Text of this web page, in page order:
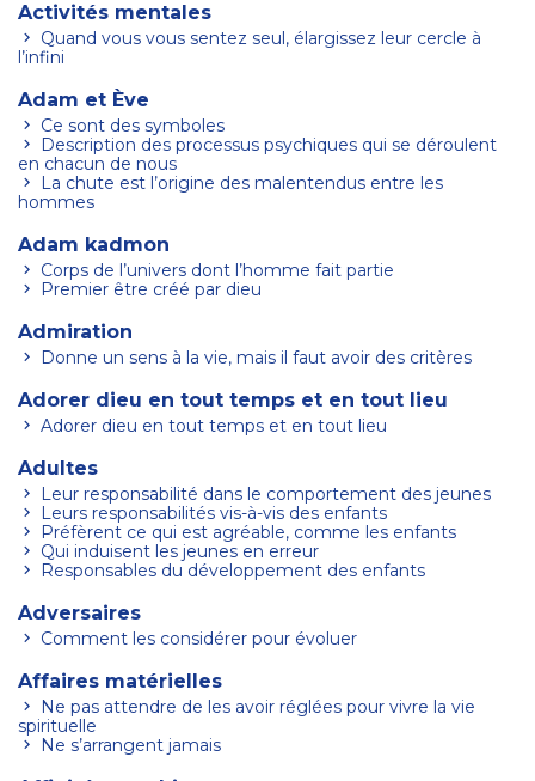
Activités mentales
l’infini
Adam et Ève
Ce sont des symboles
en chacun de nous
hommes
Adam kadmon
Corps de l’univers dont l’homme fait partie
Premier être créé par dieu
Admiration
Donne un sens à la vie, mais il faut avoir des critères
Adorer dieu en tout temps et en tout lieu
Adorer dieu en tout temps et en tout lieu
Adultes
Leur responsabilité dans le comportement des jeunes
Leurs responsabilités vis-à-vis des enfants
Préfèrent ce qui est agréable, comme les enfants
Qui induisent les jeunes en erreur
Responsables du développement des enfants
Adversaires
Comment les considérer pour évoluer
Affaires matérielles
spirituelle
Ne s’arrangent jamais